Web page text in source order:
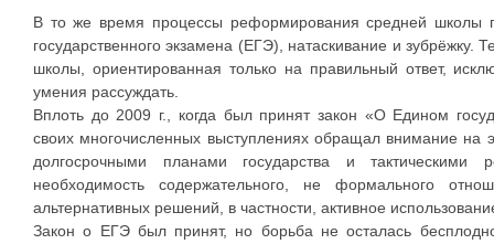
В то же время процессы реформирования средней школы
государственного экзамена (ЕГЭ), натаскивание и зубрёжку.
школы, ориентированная только на правильный ответ,
умения рассуждать.
Вплоть до 2009 г., когда был принят закон «О Едином
своих многочисленных выступлениях обращал внимание на
долгосрочными планами государства и
необходимость содержательного, не формального
альтернативных решений, в частности, активное
Закон о ЕГЭ был принят, но борьба не осталась